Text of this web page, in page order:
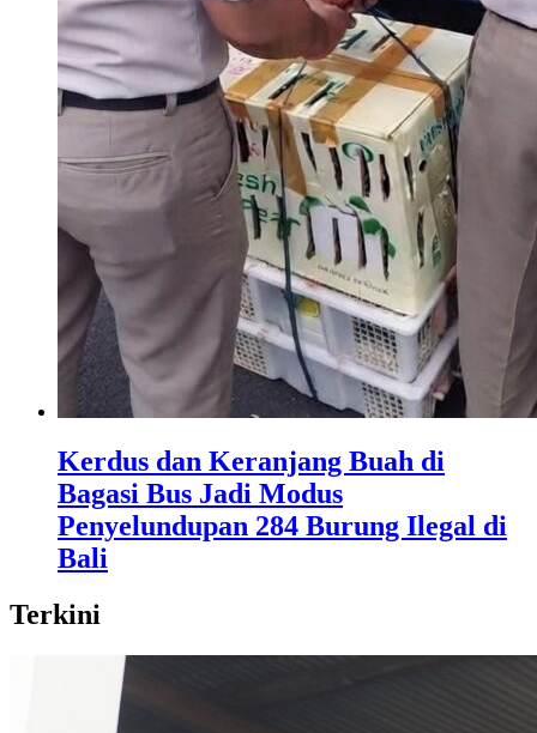
Kerdus dan Keranjang Buah di
Bagasi Bus Jadi Modus
Penyelundupan 284 Burung Ilegal di
Bali
Terkini